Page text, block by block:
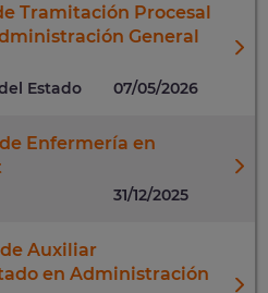
Tramitación Procesal
General
Estado 07/05/2026
Enfermería en
31/12/2025
Auxiliar
en Administración